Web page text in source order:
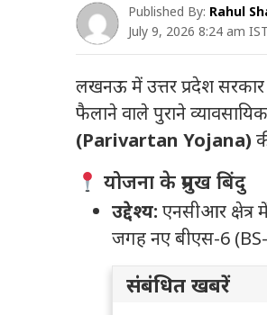
Published By: Rahul
July 9, 2026 8:24 am
लखनऊ में उत्तर प्रदेश सरकार
फैलाने वाले पुराने
(Parivartan Yojana)
योजना के प्रमुख बिंदु
उद्देश्य: एनसीआर क्षेत्र
जगह नए बीएस-6 (BS-
संबंधित खबरें